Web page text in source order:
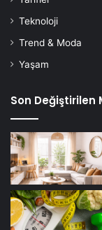
Teknoloji
Trend & Moda
Yaşam
Son Değiştirilen